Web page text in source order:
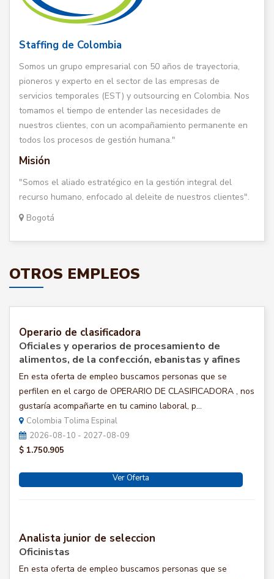
Staffing de Colombia
Somos un grupo empresarial con 50 años de trayectoria,
pioneros y experto en el sector de las empresas de
servicios temporales (EST) y outsourcing en Colombia. Nos
tomamos el tiempo de entender las necesidades de
nuestros clientes, con un acompañamiento permanente en
todos los procesos de gestión humana."
Misión
"Somos el aliado estratégico en la gestión integral del
recurso humano, enfocado al deleite de nuestros clientes".
Bogotá
OTROS EMPLEOS
Operario de clasificadora
Oficiales y operarios de procesamiento de
alimentos, de la confección, ebanistas y afines
En esta oferta de empleo buscamos personas que se
perfilen en el cargo de OPERARIO DE CLASIFICADORA , nos
gustaría acompañarte en tu camino laboral, p...
Colombia Tolima Espinal
2026-08-10 - 2027-08-09
$ 1.750.905
Ver Oferta
Analista junior de seleccion
Oficinistas
En esta oferta de empleo buscamos personas que se